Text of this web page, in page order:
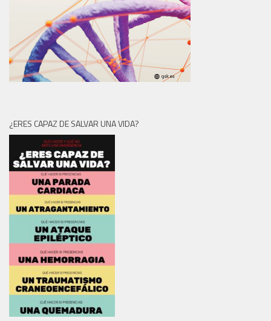
¿ERES CAPAZ DE SALVAR UNA VIDA?